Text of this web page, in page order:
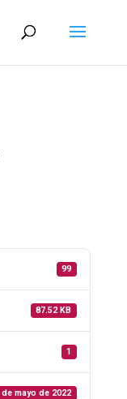
99
87.52 KB
1
de mayo de 2022